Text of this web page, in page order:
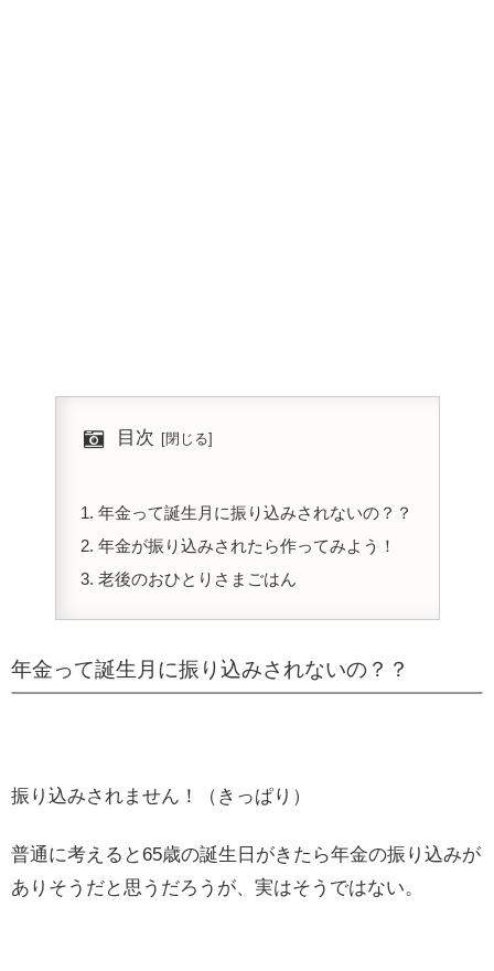
目次
年金って誕生月に振り込みされないの？？
年金が振り込みされたら作ってみよう！
老後のおひとりさまごはん
年金って誕生月に振り込みされないの？？
振り込みされません！（きっぱり）
普通に考えると65歳の誕生日がきたら年金の振り込みが
ありそうだと思うだろうが、実はそうではない。